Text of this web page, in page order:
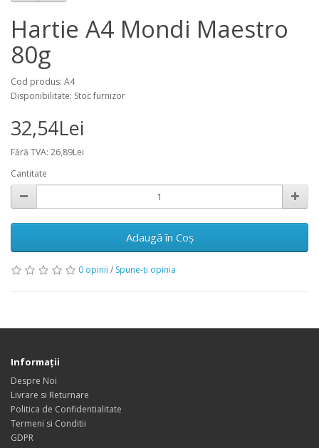
Hartie A4 Mondi Maestro
80g
Cod produs: A4
Disponibilitate: Stoc furnizor
32,54Lei
Fără TVA: 26,89Lei
Cantitate
Adaugă în Coş
0 opinii / Spune-ţi opinia
Informaţii
Despre Noi
Livrare si Returnare
Politica de Confidentialitate
Termeni si Conditii
GDPR